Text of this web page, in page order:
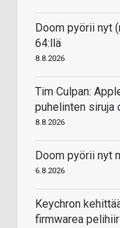
Doom pyörii nyt
64:llä
8.8.2026
Tim Culpan:
puhelinten siruja
8.8.2026
Doom pyörii nyt
6.8.2026
Keychron
firmwarea